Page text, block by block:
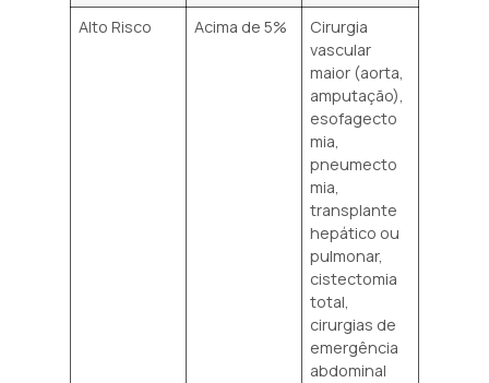
Alto Risco
Acima de 5%
Cirurgia
vascular
maior (aorta,
amputação),
esofagecto
mia,
pneumecto
mia,
transplante
hepático ou
pulmonar,
cistectomia
total,
cirurgias de
emergência
abdominal